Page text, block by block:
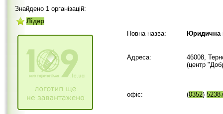
Знайдено 1 організацій:
Лідер
Повна назва:
Юридична
Адреса:
46008,
(центр
офіс: (0352)